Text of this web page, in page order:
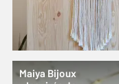
Maiya Bijoux